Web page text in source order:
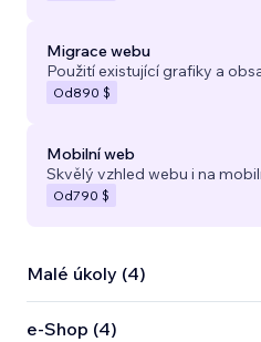
Migrace webu
Použití existující grafiky a
Od890 $
Mobilní web
Skvělý vzhled webu i na
Od790 $
Malé úkoly (4)
e‑Shop (4)